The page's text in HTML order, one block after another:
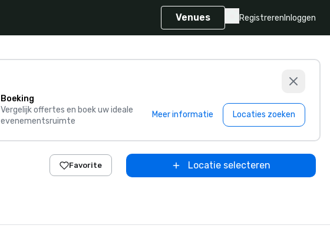
Venues Registreren Inloggen
Boeking
Vergelijk offertes en boek uw ideale
evenementsruimte
Meer informatie Locaties zoeken
Favorite Locatie selecteren